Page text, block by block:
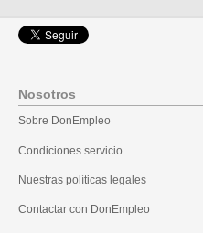
Nosotros
Sobre DonEmpleo
Condiciones servicio
Nuestras políticas legales
Contactar con DonEmpleo